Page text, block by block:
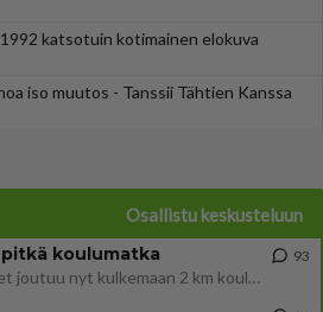
katsotuin kotimainen elokuva
iso muutos - Tanssii Tähtien Kanssa
Osallistu keskusteluun
koulumatka
Hesarissa päivitellään lapset joutuu nyt kulkemaan 2 km kouluun jösses. Ruostefillarilla tuo matka menee vaikka miten äk
93